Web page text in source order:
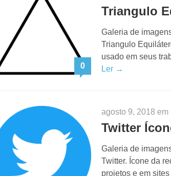
0
Triangulo
Galeria de
Triangulo
usado em seus
Ler →
agosto 9, 2018 em
Twitter
Galeria de
Twitter. Ícone da
projetos e em